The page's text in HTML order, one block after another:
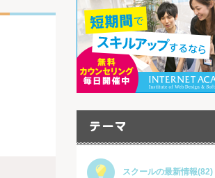
スクールの最新情報(82)